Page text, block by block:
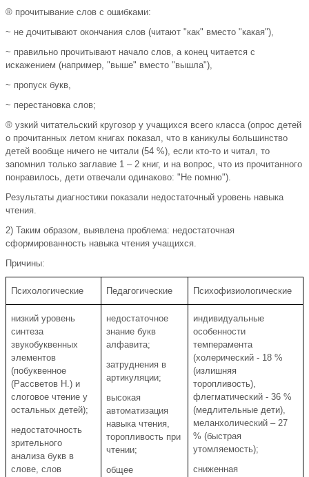
® прочитывание слов с ошибками:
~ не дочитывают окончания слов (читают "как" вместо "какая"),
~ правильно прочитывают начало слов, а конец читается с
искажением (например, "выше" вместо "вышла"),
~ пропуск букв,
~ перестановка слов;
® узкий читательский кругозор у учащихся всего класса (опрос детей
о прочитанных летом книгах показал, что в каникулы большинство
детей вообще ничего не читали (54 %), если кто-то и читал, то
запомнил только заглавие 1 – 2 книг, и на вопрос, что из прочитанного
понравилось, дети отвечали одинаково: "Не помню").
Результаты диагностики показали недостаточный уровень навыка
чтения.
2) Таким образом, выявлена проблема: недостаточная
сформированность навыка чтения учащихся.
Причины:
Психологические Педагогические Психофизиологические
низкий уровень
синтеза
звукобуквенных
элементов
(побуквенное
(Рассветов Н.) и
слоговое чтение у
остальных детей);
недостаточность
зрительного
анализа букв в
слове, слов
недостаточное
знание букв
алфавита;
затруднения в
артикуляции;
высокая
автоматизация
навыка чтения,
торопливость при
чтении;
общее
индивидуальные
особенности
темперамента
(холерический - 18 %
(излишняя
торопливость),
флегматический - 36 %
(медлительные дети),
меланхолический – 27
% (быстрая
утомляемость);
сниженная